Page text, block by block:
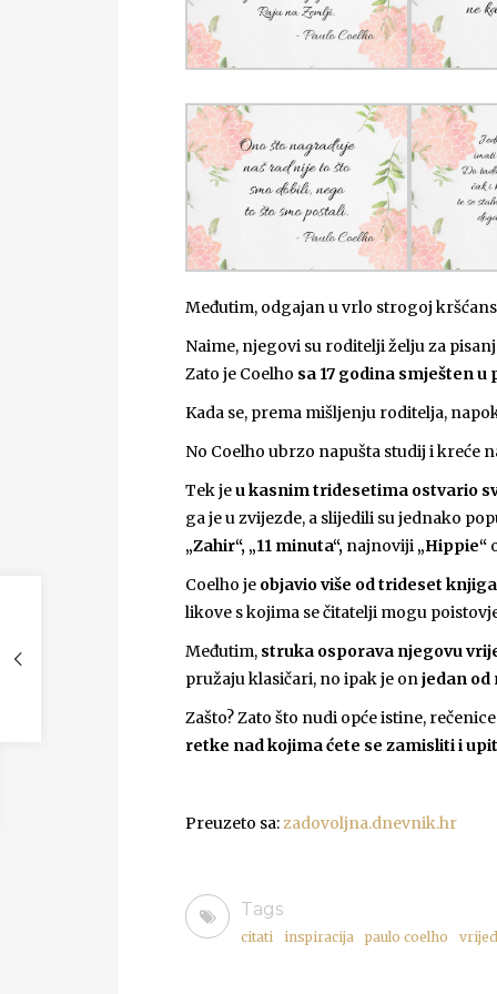
Međutim, odgajan u vrlo strogoj
Naime, njegovi su roditelji želju za
Zato je Coelho sa 17 godina smješten
Kada se, prema mišljenju roditelja,
No Coelho ubrzo napušta studij i kreće
Tek jeu kasnim tridesetima ostvario
ga je u zvijezde, a slijedili su jednako
„Zahir“, „11 minuta“, najnoviji „Hippie“
Coelho je objavio više od trideset knjiga
likove s kojima se čitatelji mogu
Međutim, struka osporava njegovu
pružaju klasičari, no ipak je onjedan od
Zašto? Zato što nudi opće istine,
retke nad kojima ćete se zamisliti i
Preuzeto sa:zadovoljna.dnevnik.hr
Tags
citati inspiracija paulo coelho